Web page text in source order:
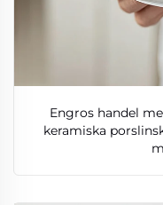
Engros handel
keramiska